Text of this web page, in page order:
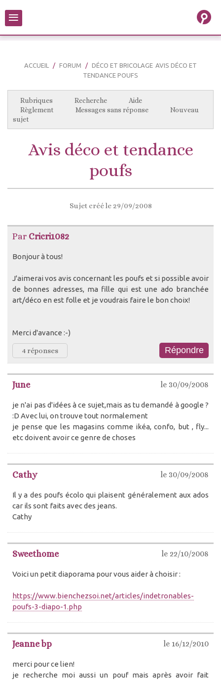
≡
ACCUEIL FORUM DÉCO ET BRICOLAGE AVIS DÉCO ET
TENDANCE POUFS
Rubriques Recherche
Aide
Règlement
Messages sans réponse
Nouveau
sujet
Avis déco et tendance
poufs
Sujet créé le 29/09/2008
Par Cricri1082
Bonjour à tous!
J'aimerai vos avis concernant les poufs et si possible avoir
de bonnes adresses, ma fille qui est une ado branchée
art/déco en est folle et je voudrais faire le bon choix!
Merci d'avance :-)
4 réponses
June le 30/09/2008
je n'ai pas d'idées à ce sujet,mais as tu demandé à google ?
:D Avec lui, on trouve tout normalement
je pense que les magasins comme ikéa, confo, but , fly...
etc doivent avoir ce genre de choses
Cathy le 30/09/2008
Il y a des poufs écolo qui plaisent généralement aux ados
car ils sont faits avec des jeans.
Cathy
Sweethome le 22/10/2008
Voici un petit diaporama pour vous aider à choisir :
https://www.bienchezsoi.net/articles/indetronables-
poufs-3-diapo-1.php
Jeanne bp le 16/12/2010
merci pour ce lien!
je recherche moi aussi un pouf mais après avoir fait